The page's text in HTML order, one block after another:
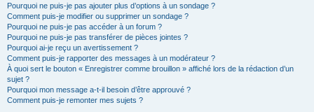
Pourquoi ne puis-je pas ajouter plus d’options à un sondage ?
Comment puis-je modifier ou supprimer un sondage ?
Pourquoi ne puis-je pas accéder à un forum ?
Pourquoi ne puis-je pas transférer de pièces jointes ?
Pourquoi ai-je reçu un avertissement ?
Comment puis-je rapporter des messages à un modérateur ?
À quoi sert le bouton « Enregistrer comme brouillon » affiché lors de la rédaction d’un
sujet ?
Pourquoi mon message a-t-il besoin d’être approuvé ?
Comment puis-je remonter mes sujets ?